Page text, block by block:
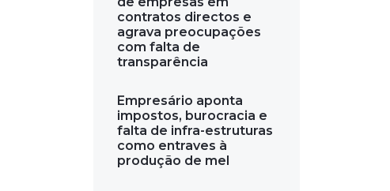
contratos directos e
agrava preocupações
com falta de
transparência
Empresário aponta
impostos, burocracia e
falta de infra-estruturas
como entraves à
produção de mel